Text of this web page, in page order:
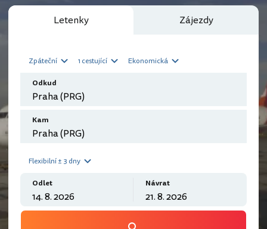
Letenky Zájezdy
Zpáteční 1 cestující Ekonomická
Odkud
Kam
Flexibilní ± 3 dny
Odlet Návrat